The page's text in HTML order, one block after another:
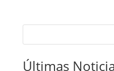
Últimas